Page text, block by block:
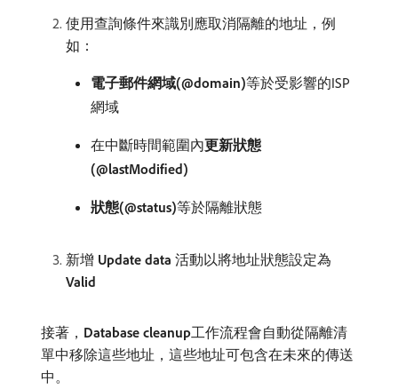
使用查詢條件來識別應取消隔離的地址，例
如：
電子郵件網域(@domain)​等於受影響的ISP
網域
在中斷時間範圍內​更新狀態
(@lastModified)
狀態(@status)​等於隔離狀態
新增​ Update data ​活動以將地址狀態設定為​
Valid
接著， Database cleanup​工作流程會自動從隔離清
單中移除這些地址，這些地址可包含在未來的傳送
中。